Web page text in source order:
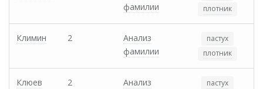
фамилии
плотник
Климин 2
Анализ
фамилии
пастух
плотник
Клюев 2
Анализ
пастух